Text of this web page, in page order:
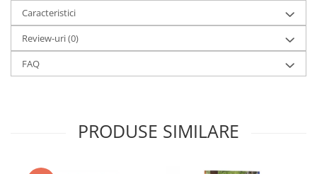
Caracteristici
Review-uri(0)
FAQ
PRODUSE SIMILARE